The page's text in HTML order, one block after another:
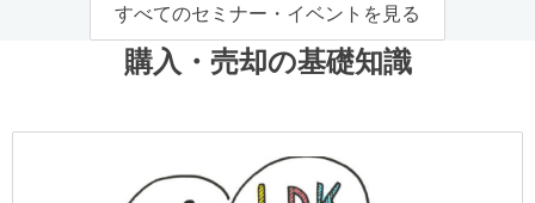
すべてのセミナー・イベントを見る
購入・売却の基礎知識